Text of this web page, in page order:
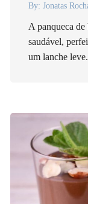
By: Jonatas
A panqueca de
saudável,
um lanche